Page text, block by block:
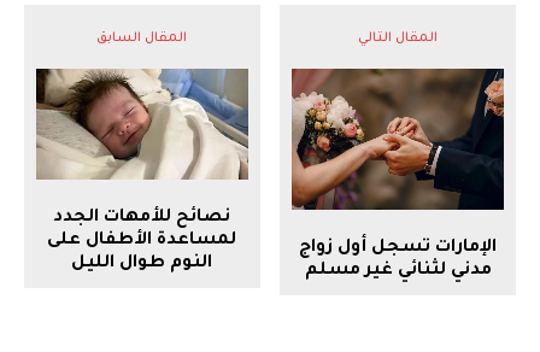
المقال السابق
نصائح للأمهات الجدد
لمساعدة الأطفال على
النوم طوال الليل
المقال التالي
الإمارات تسجل أول زواج
مدني لثنائي غير مسلم